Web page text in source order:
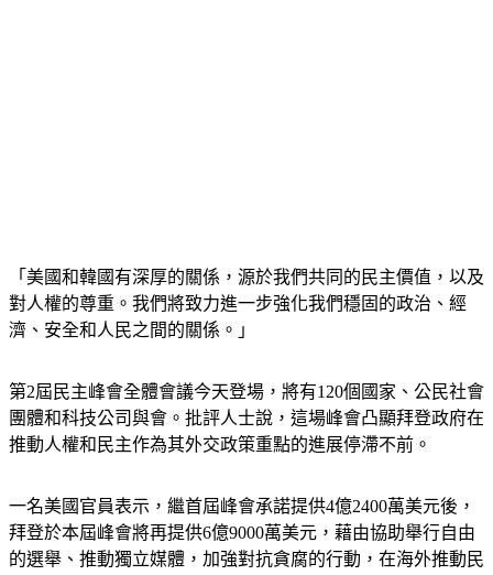
「美國和韓國有深厚的關係，源於我們共同的民主價值，以及
對人權的尊重。我們將致力進一步強化我們穩固的政治、經
濟、安全和人民之間的關係。」
第2屆民主峰會全體會議今天登場，將有120個國家、公民社會
團體和科技公司與會。批評人士說，這場峰會凸顯拜登政府在
推動人權和民主作為其外交政策重點的進展停滯不前。
一名美國官員表示，繼首屆峰會承諾提供4億2400萬美元後，
拜登於本屆峰會將再提供6億9000萬美元，藉由協助舉行自由
的選舉、推動獨立媒體，加強對抗貪腐的行動，在海外推動民